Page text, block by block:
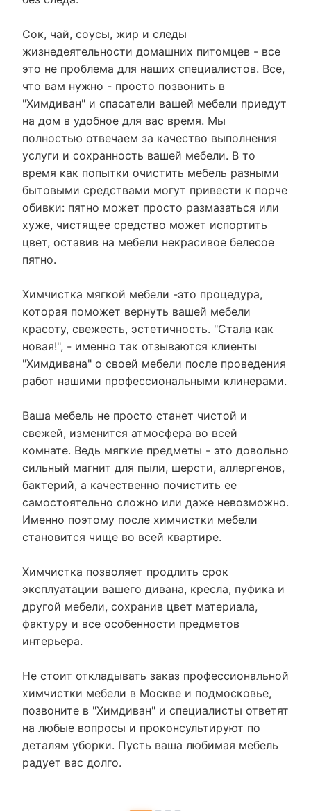
Сок, чай, соусы, жир и следы
жизнедеятельности домашних питомцев - все
это не проблема для наших специалистов. Все,
что вам нужно - просто позвонить в
"Химдиван" и спасатели вашей мебели приедут
на дом в удобное для вас время. Мы
полностью отвечаем за качество выполнения
услуги и сохранность вашей мебели. В то
время как попытки очистить мебель разными
бытовыми средствами могут привести к порче
обивки: пятно может просто размазаться или
хуже, чистящее средство может испортить
цвет, оставив на мебели некрасивое белесое
пятно.
Химчистка мягкой мебели -это процедура,
которая поможет вернуть вашей мебели
красоту, свежесть, эстетичность. "Стала как
новая!", - именно так отзываются клиенты
"Химдивана" о своей мебели после проведения
работ нашими профессиональными клинерами.
Ваша мебель не просто станет чистой и
свежей, изменится атмосфера во всей
комнате. Ведь мягкие предметы - это довольно
сильный магнит для пыли, шерсти, аллергенов,
бактерий, а качественно почистить ее
самостоятельно сложно или даже невозможно.
Именно поэтому после химчистки мебели
становится чище во всей квартире.
Химчистка позволяет продлить срок
эксплуатации вашего дивана, кресла, пуфика и
другой мебели, сохранив цвет материала,
фактуру и все особенности предметов
интерьера.
Не стоит откладывать заказ профессиональной
химчистки мебели в Москве и подмосковье,
позвоните в "Химдиван" и специалисты ответят
на любые вопросы и проконсультируют по
деталям уборки. Пусть ваша любимая мебель
радует вас долго.